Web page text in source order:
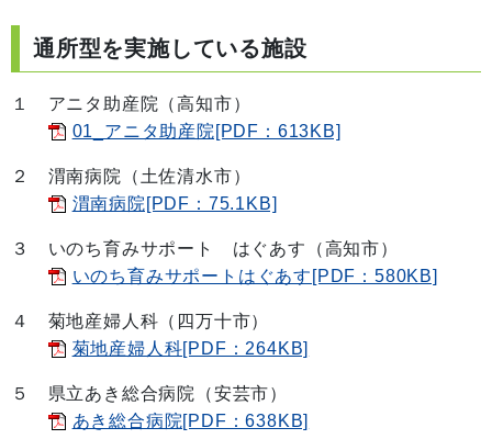
通所型を実施している施設
１ アニタ助産院（高知市）
01_アニタ助産院[PDF：613KB]
２ 渭南病院（土佐清水市）
渭南病院[PDF：75.1KB]
３ いのち育みサポート はぐあす（高知市）
いのち育みサポートはぐあす[PDF：580KB]
４ 菊地産婦人科（四万十市）
菊地産婦人科[PDF：264KB]
５ 県立あき総合病院（安芸市）
あき総合病院[PDF：638KB]